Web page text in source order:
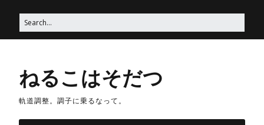
ねるこはそだつ
軌道調整。調子に乗るなって。